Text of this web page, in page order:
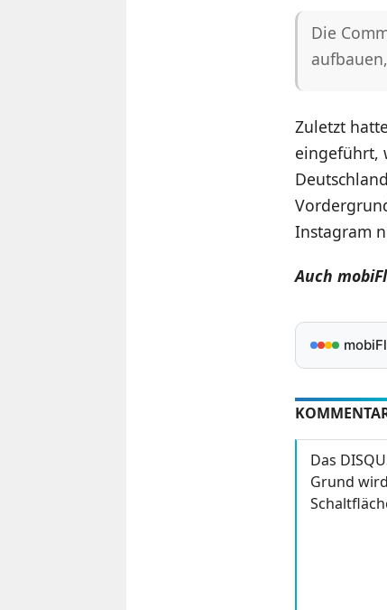
Die
Zuletzt
eingeführt,
Instagram
Auch
Das
Grund